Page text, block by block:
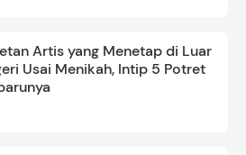
Artis yang Menetap di Luar
Usai Menikah, Intip 5 Potret